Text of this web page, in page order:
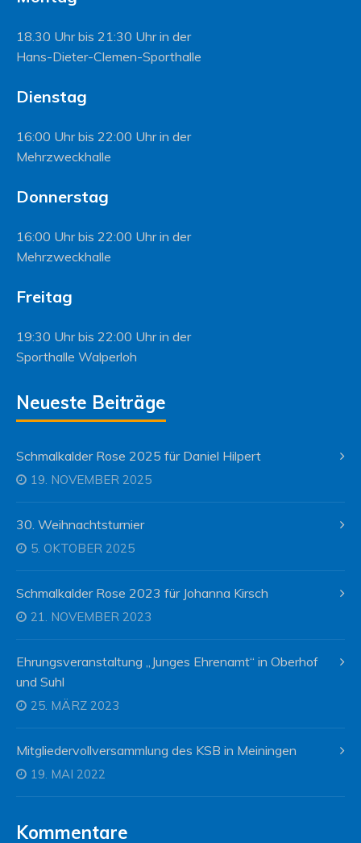
18.30 Uhr bis 21:30 Uhr in der
Hans-Dieter-Clemen-Sporthalle
Dienstag
16:00 Uhr bis 22:00 Uhr in der
Mehrzweckhalle
Donnerstag
16:00 Uhr bis 22:00 Uhr in der
Mehrzweckhalle
Freitag
19:30 Uhr bis 22:00 Uhr in der
Sporthalle Walperloh
Neueste Beiträge
Schmalkalder Rose 2025 für Daniel Hilpert
19. NOVEMBER 2025
30. Weihnachtsturnier
5. OKTOBER 2025
Schmalkalder Rose 2023 für Johanna Kirsch
21. NOVEMBER 2023
Ehrungsveranstaltung „Junges Ehrenamt“ in Oberhof
und Suhl
25. MÄRZ 2023
Mitgliedervollversammlung des KSB in Meiningen
19. MAI 2022
Kommentare